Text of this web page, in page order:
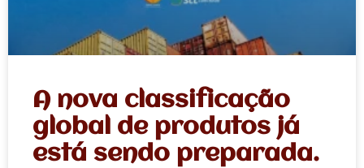
A nova classificação
global de produtos já
está sendo preparada.